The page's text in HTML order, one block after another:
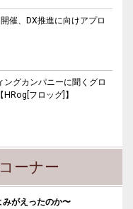
催、DX推進に向けアプロ
ングカンパニーに聞くグロ
フロッグ]】
ーナー
がえったのか〜